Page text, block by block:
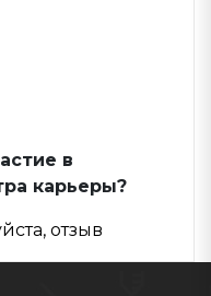
в
карьеры?
отзыв